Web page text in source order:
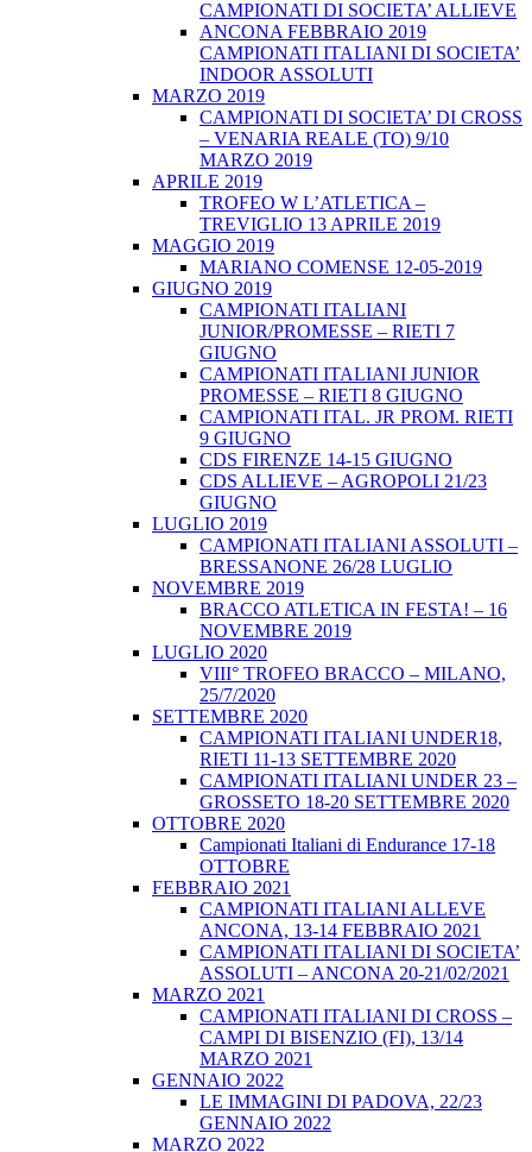
CAMPIONATI DI SOCIETA’ ALLIEVE
ANCONA FEBBRAIO 2019
CAMPIONATI ITALIANI DI SOCIETA’
INDOOR ASSOLUTI
MARZO 2019
CAMPIONATI DI SOCIETA’ DI CROSS
– VENARIA REALE (TO) 9/10
MARZO 2019
APRILE 2019
TROFEO W L’ATLETICA –
TREVIGLIO 13 APRILE 2019
MAGGIO 2019
MARIANO COMENSE 12-05-2019
GIUGNO 2019
CAMPIONATI ITALIANI
JUNIOR/PROMESSE – RIETI 7
GIUGNO
CAMPIONATI ITALIANI JUNIOR
PROMESSE – RIETI 8 GIUGNO
CAMPIONATI ITAL. JR PROM. RIETI
9 GIUGNO
CDS FIRENZE 14-15 GIUGNO
CDS ALLIEVE – AGROPOLI 21/23
GIUGNO
LUGLIO 2019
CAMPIONATI ITALIANI ASSOLUTI –
BRESSANONE 26/28 LUGLIO
NOVEMBRE 2019
BRACCO ATLETICA IN FESTA! – 16
NOVEMBRE 2019
LUGLIO 2020
VIII° TROFEO BRACCO – MILANO,
25/7/2020
SETTEMBRE 2020
CAMPIONATI ITALIANI UNDER18,
RIETI 11-13 SETTEMBRE 2020
CAMPIONATI ITALIANI UNDER 23 –
GROSSETO 18-20 SETTEMBRE 2020
OTTOBRE 2020
Campionati Italiani di Endurance 17-18
OTTOBRE
FEBBRAIO 2021
CAMPIONATI ITALIANI ALLEVE
ANCONA, 13-14 FEBBRAIO 2021
CAMPIONATI ITALIANI DI SOCIETA’
ASSOLUTI – ANCONA 20-21/02/2021
MARZO 2021
CAMPIONATI ITALIANI DI CROSS –
CAMPI DI BISENZIO (FI), 13/14
MARZO 2021
GENNAIO 2022
LE IMMAGINI DI PADOVA, 22/23
GENNAIO 2022
MARZO 2022